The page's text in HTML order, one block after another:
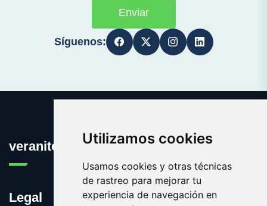
Utilizamos cookies
Usamos cookies y otras técnicas
de rastreo para mejorar tu
experiencia de navegación en
Enviar
Síguenos:
veranito.es
Legal